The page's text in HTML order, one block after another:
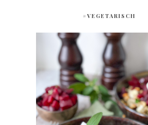
#VEGETARISCH